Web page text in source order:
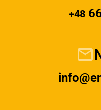
+48